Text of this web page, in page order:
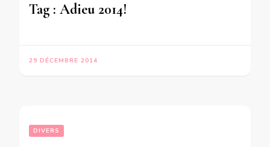
Tag : Adieu 2014!
29 DÉCEMBRE 2014
DIVERS